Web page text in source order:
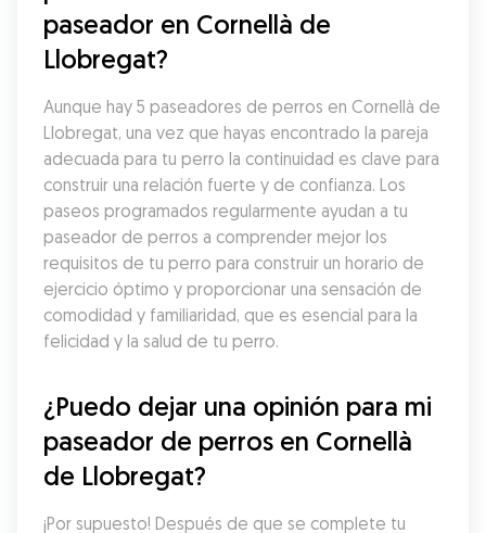
paseador en Cornellà de
Llobregat?
Aunque hay 5 paseadores de perros en Cornellà de
Llobregat, una vez que hayas encontrado la pareja
adecuada para tu perro la continuidad es clave para
construir una relación fuerte y de confianza. Los
paseos programados regularmente ayudan a tu
paseador de perros a comprender mejor los
requisitos de tu perro para construir un horario de
ejercicio óptimo y proporcionar una sensación de
comodidad y familiaridad, que es esencial para la
felicidad y la salud de tu perro.
¿Puedo dejar una opinión para mi
paseador de perros en Cornellà
de Llobregat?
¡Por supuesto! Después de que se complete tu